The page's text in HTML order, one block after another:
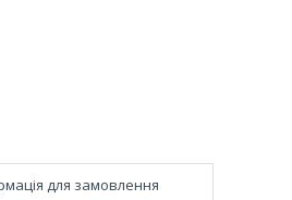
для замовлення